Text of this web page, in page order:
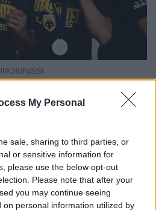
My Personal
sale, sharing to third parties, or
or sensitive information for
please use the below opt-out
Please note that after your
you may continue seeing
on personal information utilized by
Ακολουθήσαν οι
(αποθέωση για το
(μαζί με τα παιδιά
Μαρίν, Ελίασον,
Βάργκα, Καραργύρης,
Ρέλβας,